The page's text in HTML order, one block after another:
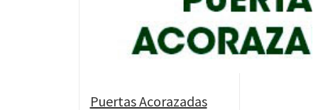
Puertas Acorazadas